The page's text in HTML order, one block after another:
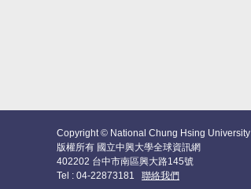
Copyright © National Chung Hsing University
版權所有 國立中興大學全球資訊網
402202 台中市南區興大路145號
Tel : 04-22873181 聯絡我們